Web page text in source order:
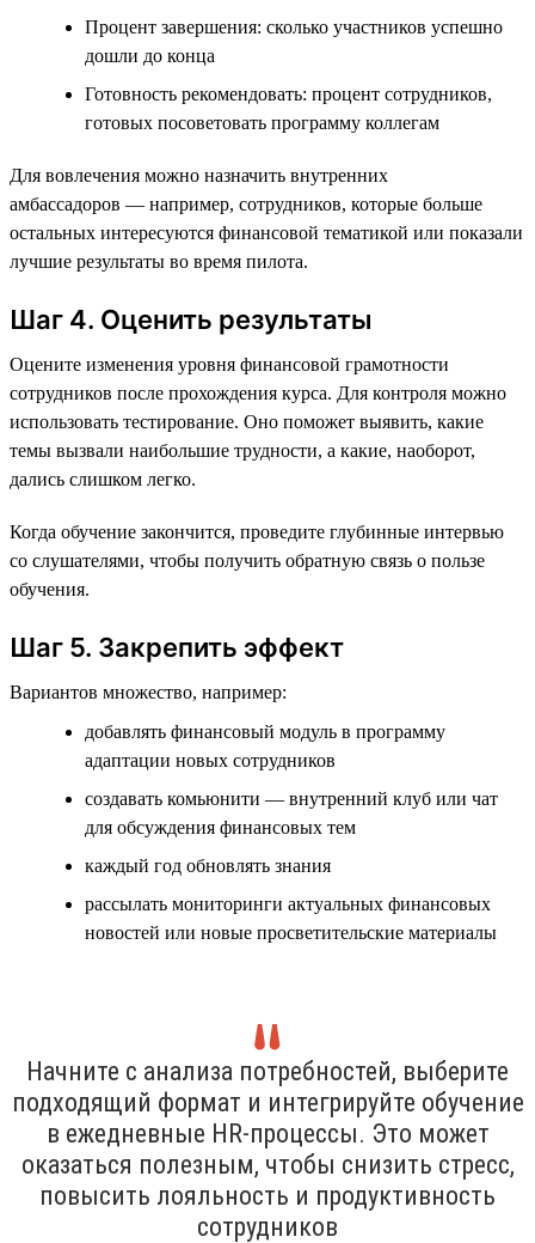
Процент завершения: сколько участников успешно
дошли до конца
Готовность рекомендовать: процент сотрудников,
готовых посоветовать программу коллегам
Для вовлечения можно назначить внутренних
амбассадоров — например, сотрудников, которые больше
остальных интересуются финансовой тематикой или показали
лучшие результаты во время пилота.
Шаг 4. Оценить результаты
Оцените изменения уровня финансовой грамотности
сотрудников после прохождения курса. Для контроля можно
использовать тестирование. Оно поможет выявить, какие
темы вызвали наибольшие трудности, а какие, наоборот,
дались слишком легко.
Когда обучение закончится, проведите глубинные интервью
со слушателями, чтобы получить обратную связь о пользе
обучения.
Шаг 5. Закрепить эффект
Вариантов множество, например:
добавлять финансовый модуль в программу
адаптации новых сотрудников
создавать комьюнити — внутренний клуб или чат
для обсуждения финансовых тем
каждый год обновлять знания
рассылать мониторинги актуальных финансовых
новостей или новые просветительские материалы
Начните с анализа потребностей, выберите
подходящий формат и интегрируйте обучение
в ежедневные HR-процессы. Это может
оказаться полезным, чтобы снизить стресс,
повысить лояльность и продуктивность
сотрудников